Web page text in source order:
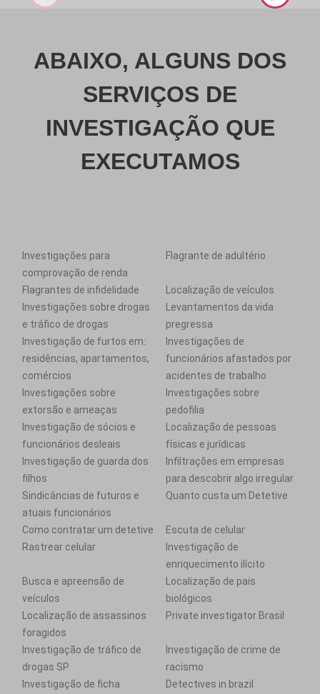
ABAIXO, ALGUNS DOS
SERVIÇOS DE
INVESTIGAÇÃO QUE
EXECUTAMOS
Investigações para
comprovação de renda
Flagrante de adultério
Flagrantes de infidelidade
Localização de veículos
Investigações sobre drogas
e tráfico de drogas
Levantamentos da vida
pregressa
Investigação de furtos em:
residências, apartamentos,
comércios
Investigações de
funcionários afastados por
acidentes de trabalho
Investigações sobre
extorsão e ameaças
Investigações sobre
pedofilia
Investigação de sócios e
funcionários desleais
Localização de pessoas
físicas e jurídicas
Investigação de guarda dos
filhos
Infiltrações em empresas
para descobrir algo irregular
Sindicâncias de futuros e
atuais funcionários
Quanto custa um Detetive
Como contratar um detetive
Escuta de celular
Rastrear celular
Investigação de
enriquecimento ilícito
Busca e apreensão de
veículos
Localização de pais
biológicos
Localização de assassinos
foragidos
Private investigator Brasil
Investigação de tráfico de
drogas SP
Investigação de crime de
racismo
Investigação de ficha
Detectives in brazil